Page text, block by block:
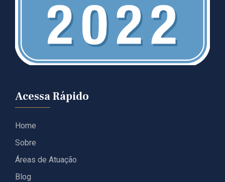
Acessa Rápido
Home
Sobre
Áreas de Atuação
Blog